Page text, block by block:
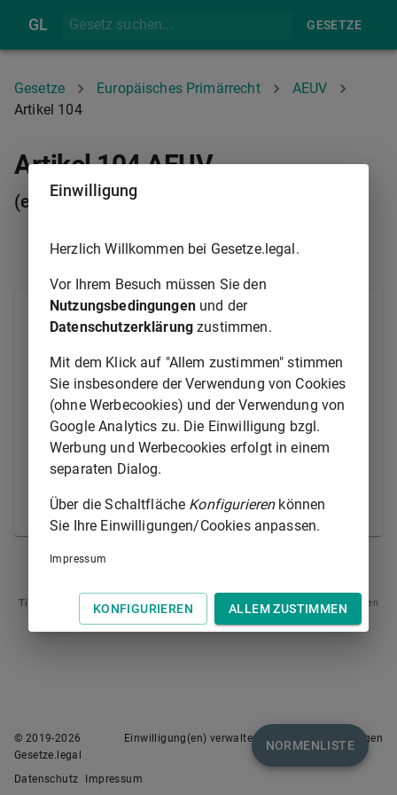
GL GESETZE
Gesetze Europäisches Primärrecht
AEUV
Artikel 104
Artikel 104 AEUV
(ex-Artikel 84 EGV)
ARTIKEL 105
Bis zum Inkrafttreten der gemäß Artikel 103
erlassenen Vorschriften entscheiden die Behörden
der Mitgliedstaaten im Einklang mit ihren eigenen
Rechtsvorschriften und den Bestimmungen der
Artikel 101 , insbesondere Absatz 3, und 102 über
die Zulässigkeit von Vereinbarungen, Beschlüssen
und aufeinander abgestimmten Verhaltensweisen
sowie über die missbräuchliche Ausnutzung einer
© Europäische Union 1998-2021
ARTIKEL 103
Tipp
: Swipen Sie auf dem Bildschirm links oder rechts zur Navigation zwischen
Normen.
NORMENLISTE
© 2019-2026
Gesetze.legal
Einwilligung(en) verwalten Nutzungsbedingungen
Datenschutz Impressum
Einwilligung
Herzlich Willkommen bei Gesetze.legal.
Vor Ihrem Besuch müssen Sie den
Nutzungsbedingungenund der
Datenschutzerklärung zustimmen.
Mit dem Klick auf "Allem zustimmen" stimmen
Sie insbesondere der Verwendung von Cookies
(ohne Werbecookies) und der Verwendung von
Google Analytics zu. Die Einwilligung bzgl.
Werbung und Werbecookies erfolgt in einem
separaten Dialog.
Über die Schaltfläche Konfigurierenkönnen
Sie Ihre Einwilligungen/Cookies anpassen.
Impressum
KONFIGURIEREN ALLEM ZUSTIMMEN